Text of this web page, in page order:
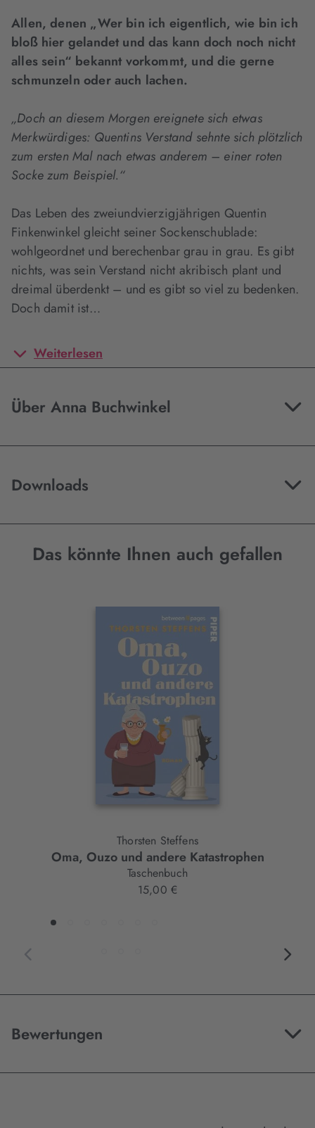
Allen, denen „Wer bin ich eigentlich, wie bin ich
bloß hier gelandet und das kann doch noch nicht
alles sein“ bekannt vorkommt, und die gerne
schmunzeln oder auch lachen.
„Doch an diesem Morgen ereignete sich etwas
Merkwürdiges: Quentins Verstand sehnte sich plötzlich
zum ersten Mal nach etwas anderem – einer roten
Socke zum Beispiel.“
Das Leben des zweiundvierzigjährigen Quentin
Finkenwinkel gleicht seiner Sockenschublade:
wohlgeordnet und berechenbar grau in grau. Es gibt
nichts, was sein Verstand nicht akribisch plant und
dreimal überdenkt – und es gibt so viel zu bedenken.
Doch damit ist…
Weiterlesen
Über Anna Buchwinkel
Downloads
Das könnte Ihnen auch gefallen
Interaktives
Thorsten Steffens
Oma, Ouzo und andere Katastrophen
Taschenbuch
15,00 €
Bewertungen